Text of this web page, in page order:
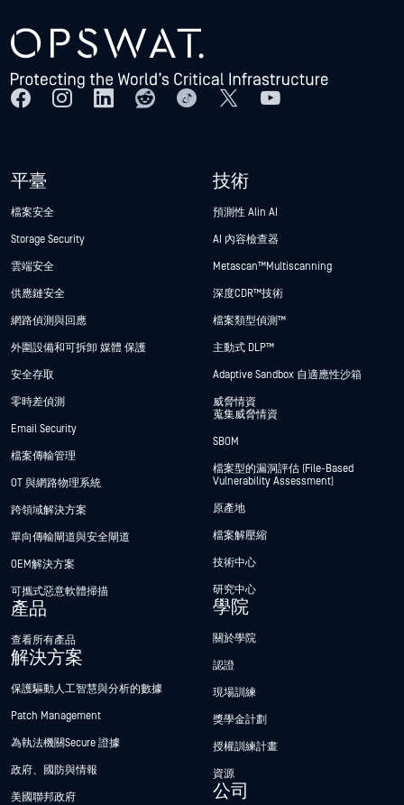
平臺
檔案安全
Storage Security
雲端安全
供應鏈安全
網路偵測與回應
外圍設備和可拆卸 媒體 保護
安全存取
零時差偵測
Email Security
檔案傳輸管理
OT 與網路物理系統
跨領域解決方案
單向傳輸閘道與安全閘道
OEM解決方案
可攜式惡意軟體掃描
產品
查看所有產品
解決方案
保護驅動人工智慧與分析的數據
Patch Management
為執法機關Secure 證據
政府、國防與情報
美國聯邦政府
技術
預測性 Alin AI
AI 內容檢查器
Metascan™ Multiscanning
深度CDR™技術
檔案類型偵測™
主動式 DLP™
Adaptive Sandbox 自適應性沙箱
威脅情資
蒐集威脅情資
SBOM
檔案型的漏洞評估 (File-Based
Vulnerability Assessment)
原產地
檔案解壓縮
技術中心
研究中心
學院
關於學院
認證
現場訓練
獎學金計劃
授權訓練計畫
資源
公司